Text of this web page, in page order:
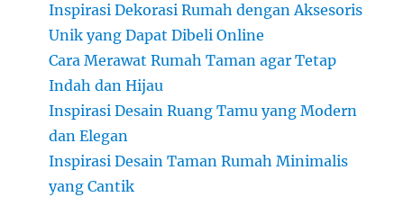
Inspirasi Dekorasi Rumah dengan Aksesoris
Unik yang Dapat Dibeli Online
Cara Merawat Rumah Taman agar Tetap
Indah dan Hijau
Inspirasi Desain Ruang Tamu yang Modern
dan Elegan
Inspirasi Desain Taman Rumah Minimalis
yang Cantik